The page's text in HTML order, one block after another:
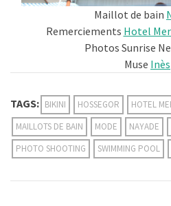
Maillot de bain
Remerciements Hotel
Photos Sunrise
Muse Inès
TAGS: BIKINI HOSSEGOR HOTEL
MAILLOTS DE BAIN
MODE NAYADE
PHOTO SHOOTING
SWIMMING POOL